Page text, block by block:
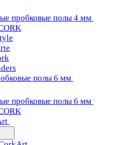
пробковые полы 4 мм
полы 6 мм
пробковые полы 6 мм